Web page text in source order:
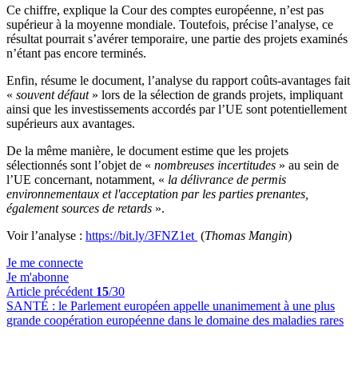
Ce chiffre, explique la Cour des comptes européenne, n’est pas
supérieur à la moyenne mondiale. Toutefois, précise l’analyse, ce
résultat pourrait s’avérer temporaire, une partie des projets examinés
n’étant pas encore terminés.
Enfin, résume le document, l’analyse du rapport coûts-avantages fait
« souvent défaut » lors de la sélection de grands projets, impliquant
ainsi que les investissements accordés par l’UE sont potentiellement
supérieurs aux avantages.
De la même manière, le document estime que les projets
sélectionnés sont l’objet de « nombreuses incertitudes » au sein de
l’UE concernant, notamment, « la délivrance de permis
environnementaux et l'acceptation par les parties prenantes,
également sources de retards ».
Voir l’analyse : https://bit.ly/3FNZ1et (Thomas Mangin)
Je me connecte
Je m'abonne
Article précédent 15/30
SANTÉ : le Parlement européen appelle unanimement à une plus
grande coopération européenne dans le domaine des maladies rares